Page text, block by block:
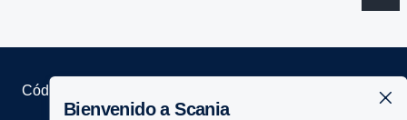
Bienvenido a Scania
Código de conducta a proveedores